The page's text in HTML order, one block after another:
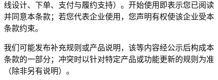
线设计、下单、支付与履约支持）。开始使用即表示您已阅读
并同意本条款；若您代表企业使用，您声明有权使该企业受本
条款约束。
我们可能发布补充规则或产品说明，该等内容经公示后构成本
条款的一部分；冲突时以针对特定产品或功能更新的规则为准
（除非另有说明）。